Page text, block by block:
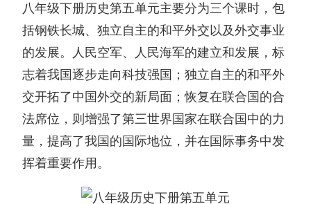
八年级下册历史第五单元主要分为三个课时，包
括钢铁长城、独立自主的和平外交以及外交事业
的发展。人民空军、人民海军的建立和发展，标
志着我国逐步走向科技强国；独立自主的和平外
交开拓了中国外交的新局面；恢复在联合国的合
法席位，则增强了第三世界国家在联合国中的力
量，提高了我国的国际地位，并在国际事务中发
挥着重要作用。